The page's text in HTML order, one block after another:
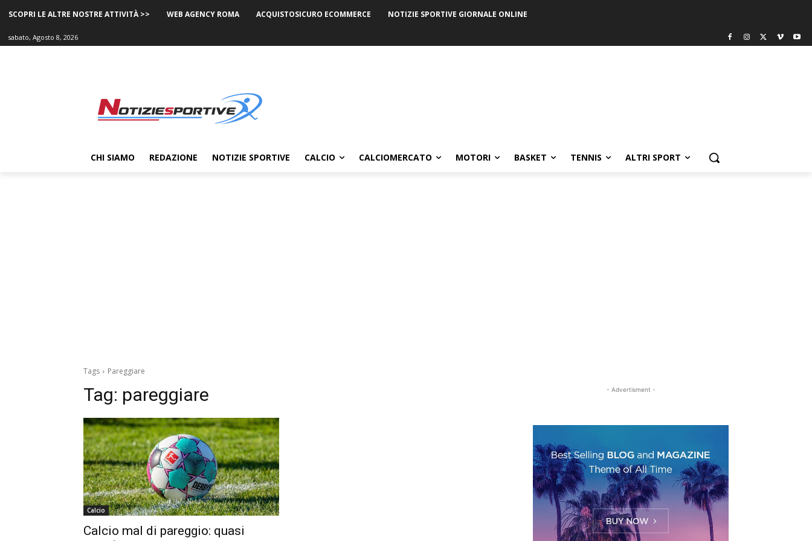
SCOPRI LE ALTRE NOSTRE ATTIVITÀ >> WEB AGENCY ROMA ACQUISTOSICURO ECOMMERCE NOTIZIE SPORTIVE GIORNALE ONLINE
sabato, Agosto 8, 2026
CHI SIAMO REDAZIONE NOTIZIE SPORTIVE CALCIO CALCIOMERCATO MOTORI BASKET TENNIS ALTRI SPORT
Tags Pareggiare
Tag: pareggiare
Calcio
Calcio mal di pareggio: quasi
- Advertisment -